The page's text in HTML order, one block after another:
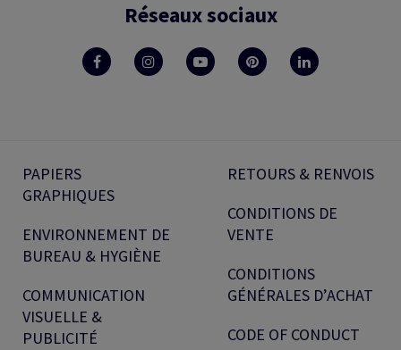
Réseaux sociaux
PAPIERS
GRAPHIQUES
ENVIRONNEMENT DE
BUREAU & HYGIÈNE
COMMUNICATION
VISUELLE &
PUBLICITÉ
RETOURS & RENVOIS
CONDITIONS DE
VENTE
CONDITIONS
GÉNÉRALES D’ACHAT
CODE OF CONDUCT